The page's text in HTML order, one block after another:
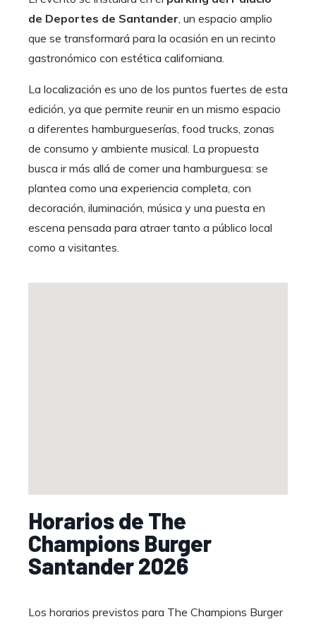
de Deportes de Santander, un espacio amplio
que se transformará para la ocasión en un recinto
gastronómico con estética californiana.
La localización es uno de los puntos fuertes de esta
edición, ya que permite reunir en un mismo espacio
a diferentes hamburgueserías, food trucks, zonas
de consumo y ambiente musical. La propuesta
busca ir más allá de comer una hamburguesa: se
plantea como una experiencia completa, con
decoración, iluminación, música y una puesta en
escena pensada para atraer tanto a público local
como a visitantes.
Horarios de The
Champions Burger
Santander 2026
Los horarios previstos para The Champions Burger